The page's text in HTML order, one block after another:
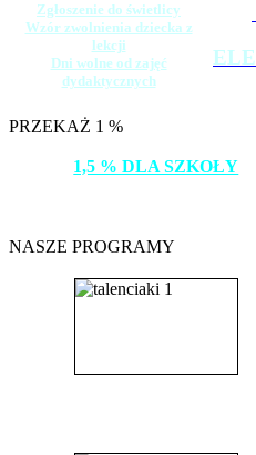
Zgłoszenie do świetlicy
Wzór zwolnienia dziecka z
lekcji
Dni wolne od zajęć
dydaktycznych
PRZEKAŻ 1 %
1,5 % DLA SZKOŁY
NASZE PROGRAMY